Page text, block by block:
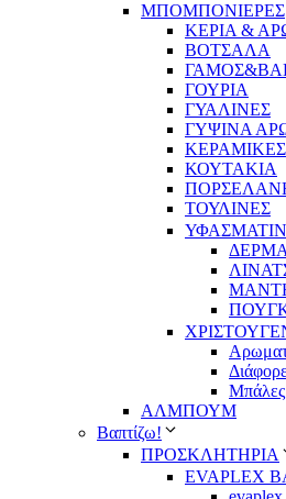
ΜΠΟΜΠΟΝΙΕΡΕΣ
ΚΕΡΙΑ &
ΒΟΤΣΑΛΑ
ΓΟΥΡΙΑ
ΓΥΑΛΙΝΕΣ
ΓΥΨΙΝΑ
ΚΕΡΑΜΙΚΕΣ
ΚΟΥΤΑΚΙΑ
ΤΟΥΛΙΝΕΣ
Μπάλες
ΑΛΜΠΟΥΜ
Βαπτίζω!
ΠΡΟΣΚΛΗΤΗΡΙΑ
EVAPLEX